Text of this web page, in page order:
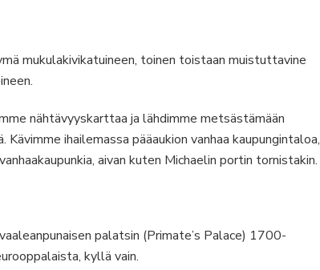
mukulakivikatuineen, toinen toistaan muistuttavine
nähtävyyskarttaa ja lähdimme metsästämään
ihailemassa pääaukion vanhaa kaupungintaloa,
aivan kuten Michaelin portin tornistakin.
palatsin (Primate’s Palace) 1700-
kyllä vain.